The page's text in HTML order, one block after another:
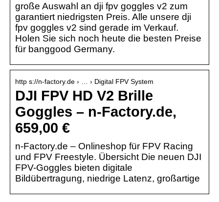
große Auswahl an dji fpv goggles v2 zum
garantiert niedrigsten Preis. Alle unsere dji
fpv goggles v2 sind gerade im Verkauf.
Holen Sie sich noch heute die besten Preise
für banggood Germany.
http s://n-factory.de › … › Digital FPV System
DJI FPV HD V2 Brille
Goggles – n-Factory.de,
659,00 €
n-Factory.de – Onlineshop für FPV Racing
und FPV Freestyle. Übersicht Die neuen DJI
FPV-Goggles bieten digitale
Bildübertragung, niedrige Latenz, großartige